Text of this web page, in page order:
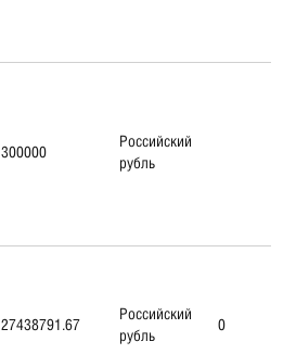
300000
Российский
рубль
27438791.67
Российский
рубль
0